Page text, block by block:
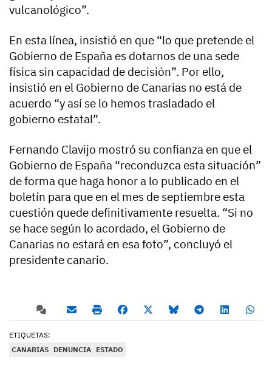
vulcanológico”.
En esta línea, insistió en que “lo que pretende el
Gobierno de España es dotarnos de una sede
física sin capacidad de decisión”. Por ello,
insistió en el Gobierno de Canarias no está de
acuerdo “y así se lo hemos trasladado el
gobierno estatal”.
Fernando Clavijo mostró su confianza en que el
Gobierno de España “reconduzca esta situación”
de forma que haga honor a lo publicado en el
boletín para que en el mes de septiembre esta
cuestión quede definitivamente resuelta. “Si no
se hace según lo acordado, el Gobierno de
Canarias no estará en esa foto”, concluyó el
presidente canario.
ETIQUETAS:
CANARIAS DENUNCIA ESTADO